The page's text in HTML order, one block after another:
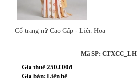
Cổ trang nữ Cao Cấp - Liên Hoa
Mã SP: CTXCC_LH
Giá thuê:250.000₫
Giá bán: Liên hệ